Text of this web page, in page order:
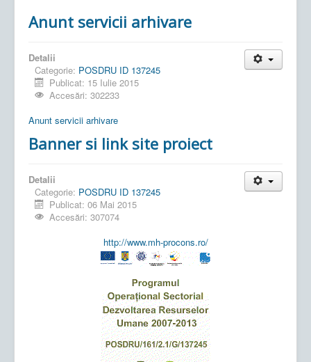
Anunt servicii arhivare
Detalii
Categorie: POSDRU ID 137245
Publicat: 15 Iulie 2015
Accesări: 302233
Anunt servicii arhivare
Banner si link site proiect
Detalii
Categorie: POSDRU ID 137245
Publicat: 06 Mai 2015
Accesări: 307074
http://www.mh-procons.ro/